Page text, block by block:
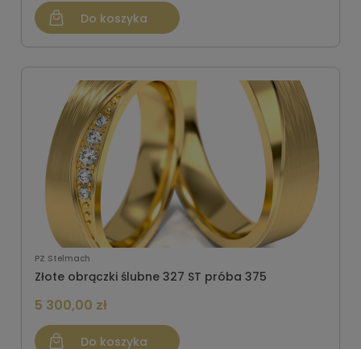
Do koszyka
PZ Stelmach
Złote obrączki ślubne 327 ST próba 375
5 300,00 zł
Do koszyka